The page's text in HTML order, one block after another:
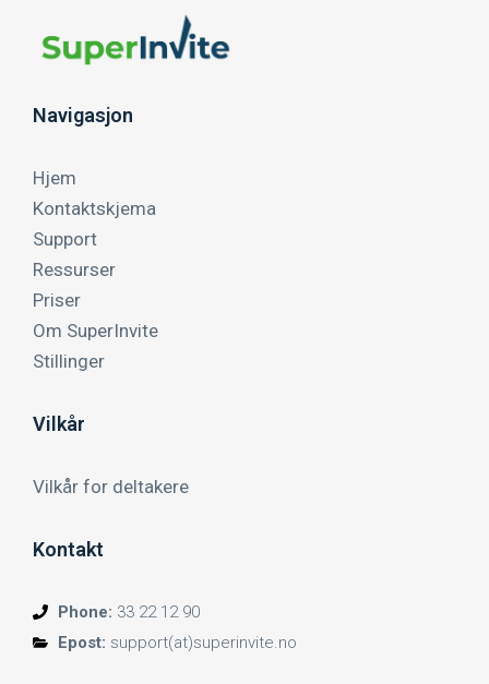
Navigasjon
Hjem
Kontaktskjema
Support
Ressurser
Priser
Om SuperInvite
Stillinger
Vilkår
Vilkår for deltakere
Kontakt
Phone: 33 22 12 90
Epost: support(at)superinvite.no